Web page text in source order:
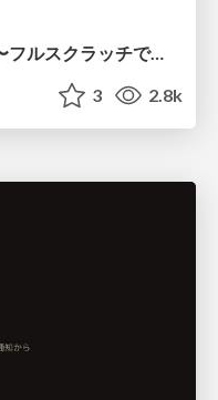
AWS CDK を「作」ってみた 〜フルスクラッチで見えた CDK の裏側〜 / aws-cdk-from-scratch
3 2.8k